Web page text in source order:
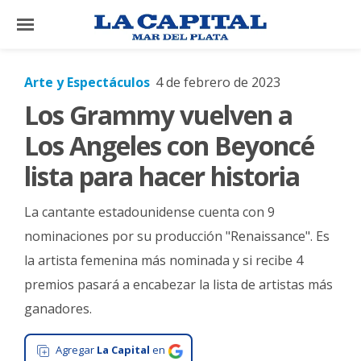
×
El
País
El
Mundo
La
Zona
Cultura
Tecnología
Gastronomía
Salud
Arte y Espectáculos 4 de febrero de 2023
Los Grammy vuelven a
Los Angeles con Beyoncé
lista para hacer historia
La cantante estadounidense cuenta con 9
nominaciones por su producción "Renaissance". Es
la artista femenina más nominada y si recibe 4
premios pasará a encabezar la lista de artistas más
ganadores.
Agregar La Capital en